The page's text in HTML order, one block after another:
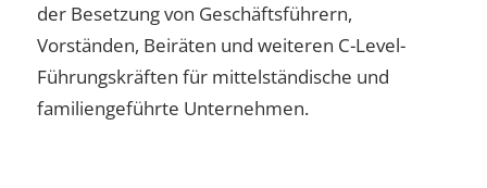
der Besetzung von Geschäftsführern,
Vorständen, Beiräten und weiteren C-Level-
Führungskräften für mittelständische und
familiengeführte Unternehmen.